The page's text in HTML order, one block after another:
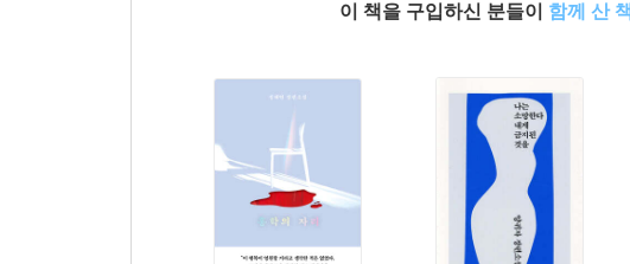
이 책을 구입하신 분들이 함께 산 책